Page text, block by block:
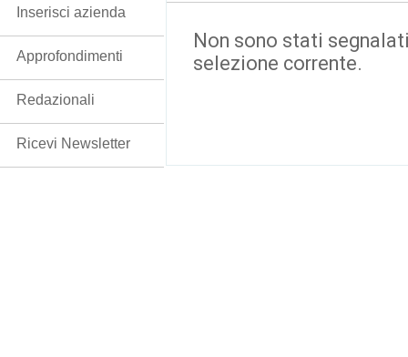
Non sono stati
selezione corrente.
Inserisci azienda
Approfondimenti
Redazionali
Ricevi Newsletter